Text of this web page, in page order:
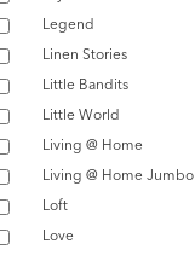
Legend
Linen Stories
Little Bandits
Little World
Living @ Home
Living @ Home Jumbo
Loft
Love